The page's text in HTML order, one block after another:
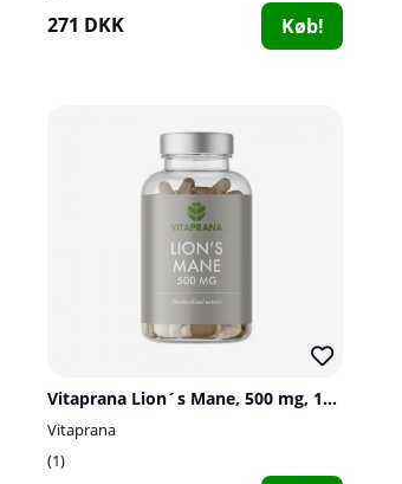
271 DKK Køb!
Vitaprana Lion´s Mane, 500 mg, 100 caps
Vitaprana
1